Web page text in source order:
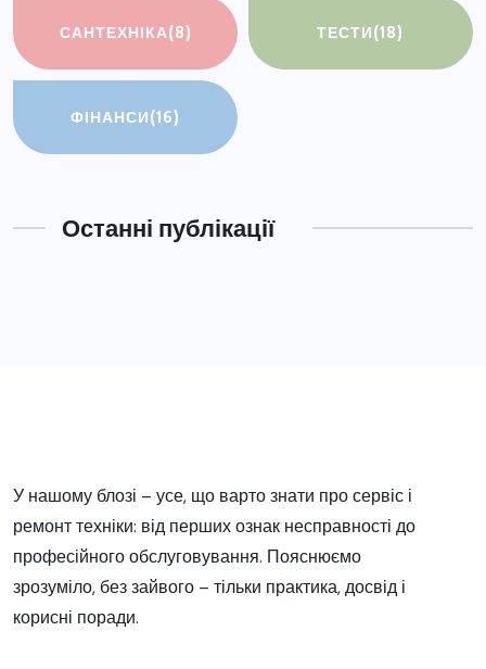
САНТЕХНІКА(8) ТЕСТИ(18)
ФІНАНСИ(16)
Останні публікації
У нашому блозі – усе, що варто знати про сервіс і
ремонт техніки: від перших ознак несправності до
професійного обслуговування. Пояснюємо
зрозуміло, без зайвого – тільки практика, досвід і
корисні поради.